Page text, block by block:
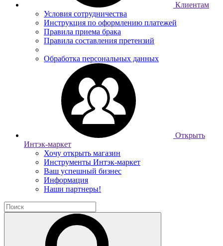
Клиентам
Условия сотрудничества
Инструкция по оформлению платежей
Правила приема брака
Правила составления претензий
Обработка персональных данных
Открыть
Интэк-маркет
Хочу открыть магазин
Инструменты Интэк-маркет
Ваш успешный бизнес
Информация
Наши партнеры!